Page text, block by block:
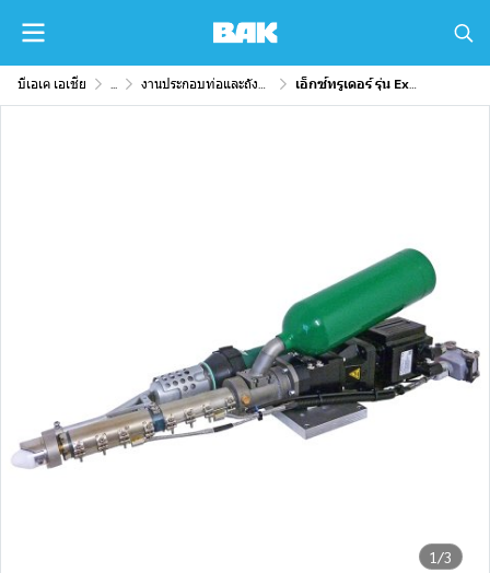
บีเอเค เอเชีย ... งานประกอบท่อและถังพลาสติก เอ็กซ์ทรูเดอร์ รุ่น ExOn 10 (Granules)
1/3